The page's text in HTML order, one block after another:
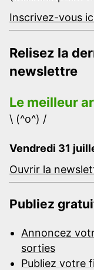
Inscrivez-vous
Relisez la
newslettre
Le meilleur
\ (^o^) /
Vendredi 31
Ouvrir la
Publiez
Annoncez
sorties
Publiez votre